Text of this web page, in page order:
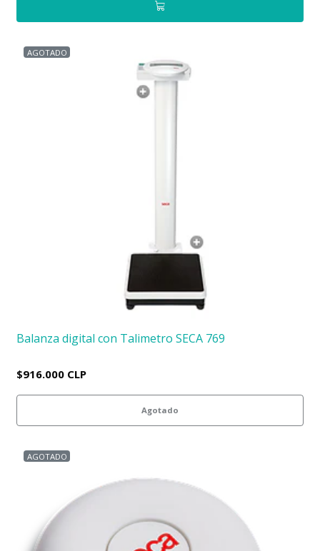
AGOTADO
Balanza digital con Talimetro SECA 769
$916.000 CLP
Agotado
AGOTADO